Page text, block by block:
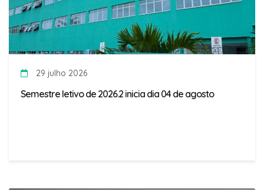
29 julho 2026
Semestre letivo de 2026.2 inicia dia 04 de agosto